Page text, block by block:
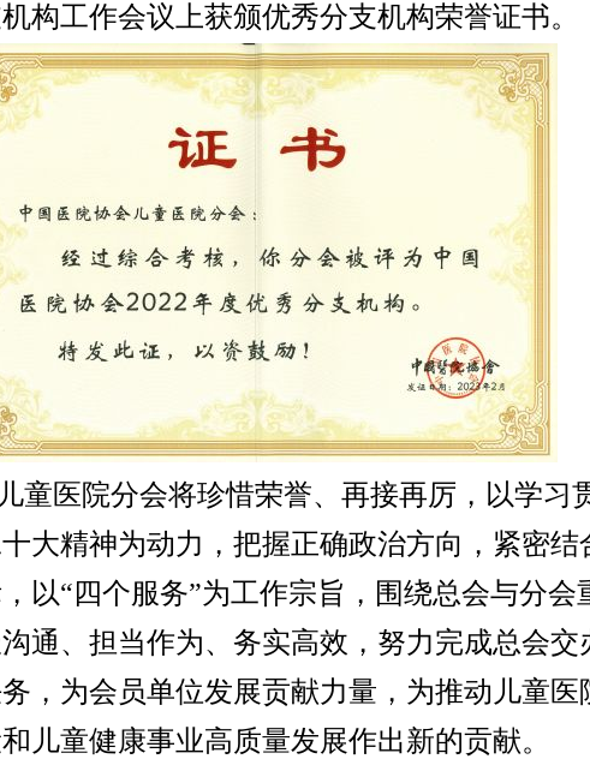
构工作会议上获颁优秀分支机构荣誉证书。
童医院分会将珍惜荣誉、再接再厉，以学习
大精神为动力，把握正确政治方向，紧密结
以“四个服务”为工作宗旨，围绕总会与分会
通、担当作为、务实高效，努力完成总会交
，为会员单位发展贡献力量，为推动儿童医
儿童健康事业高质量发展作出新的贡献。